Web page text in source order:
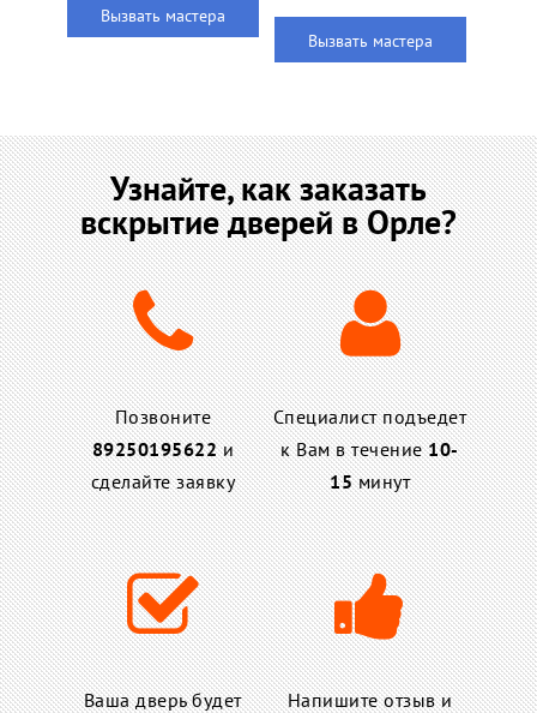
Вызвать мастера
Вызвать мастера
Узнайте, как заказать
вскрытие дверей в Орле?
Позвоните
89250195622 и
сделайте заявку
Специалист подъедет
к Вам в течение10-
15минут
Ваша дверь будет
Напишите отзыв и